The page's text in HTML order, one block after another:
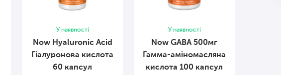
У наявності
Now Hyaluronic Acid
Гіалуронова кислота
60 капсул
У наявності
Now GABA 500мг
Гамма-аміномасляна
кислота 100 капсул